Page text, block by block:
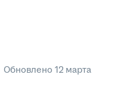
Обновлено 12 марта